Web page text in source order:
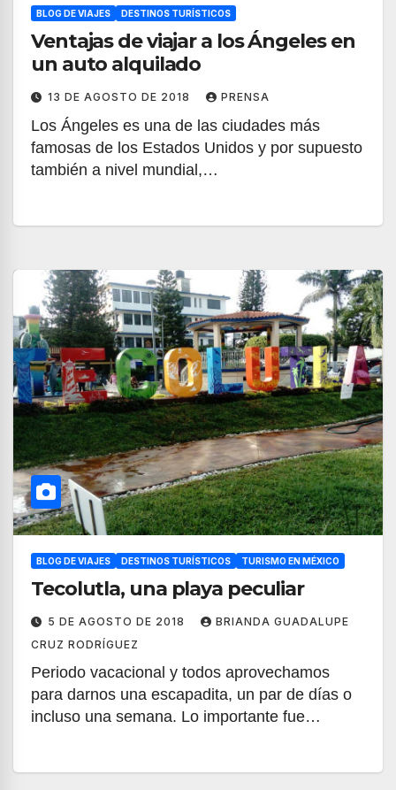
BLOG DE VIAJES DESTINOS TURÍSTICOS
Ventajas de viajar a los Ángeles en
un auto alquilado
13 DE AGOSTO DE 2018 PRENSA
Los Ángeles es una de las ciudades más
famosas de los Estados Unidos y por supuesto
también a nivel mundial,…
BLOG DE VIAJES DESTINOS TURÍSTICOS TURISMO EN MÉXICO
Tecolutla, una playa peculiar
5 DE AGOSTO DE 2018
BRIANDA GUADALUPE
CRUZ RODRÍGUEZ
Periodo vacacional y todos aprovechamos
para darnos una escapadita, un par de días o
incluso una semana. Lo importante fue…